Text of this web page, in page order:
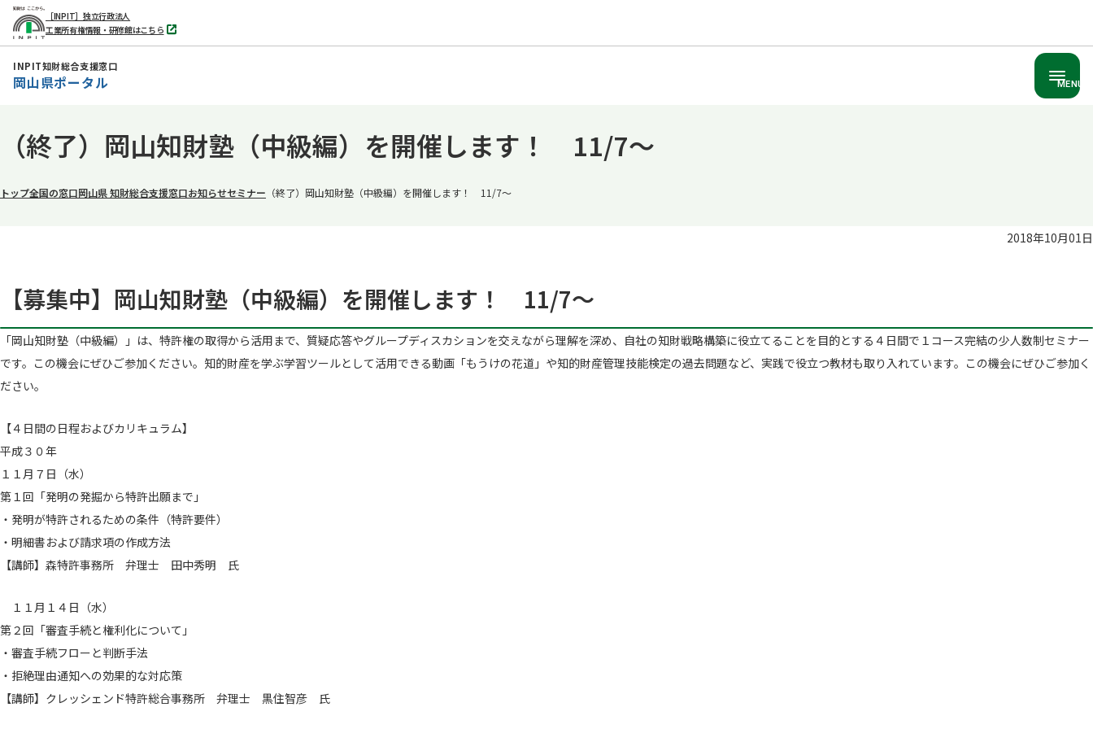
［INPIT］独立行政法人
工業所有権情報・研修館はこちら
別
タ
INPIT知財総合支援窓口
岡山県ポータル MENU
（終了）岡山知財塾（中級編）を開催します！ 11/7～
トップ全国の窓口岡山県 知財総合支援窓口お知らせセミナー （終了）岡山知財塾（中級編）を開催します！ 11/7～
2018年10月01日
【募集中】岡山知財塾（中級編）を開催します！ 11/7～
「岡山知財塾（中級編）」は、特許権の取得から活用まで、質疑応答やグループディスカションを交えながら理解を深め、自社の知財戦略構築に役立てることを目的とする４日間で１コース完結の少人数制セミナー
です。この機会にぜひご参加ください。知的財産を学ぶ学習ツールとして活用できる動画「もうけの花道」や知的財産管理技能検定の過去問題など、実践で役立つ教材も取り入れています。この機会にぜひご参加く
ださい。
【４日間の日程およびカリキュラム】
平成３０年
１１月７日（水）
第１回「発明の発掘から特許出願まで」
・発明が特許されるための条件（特許要件）
・明細書および請求項の作成方法
【講師】森特許事務所 弁理士 田中秀明 氏
１１月１４日（水）
第２回「審査手続と権利化について」
・審査手続フローと判断手法
・拒絶理由通知への効果的な対応策
【講師】クレッシェンド特許総合事務所 弁理士 黒住智彦 氏